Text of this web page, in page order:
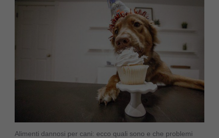
Alimenti dannosi per cani: ecco quali sono e che problemi